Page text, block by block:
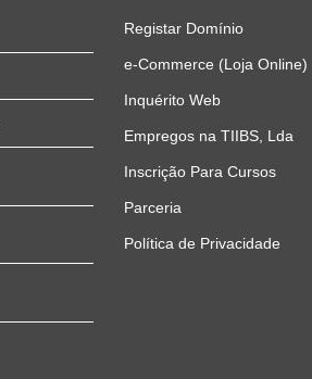
Registar Domínio
e-Commerce (Loja Online)
Inquérito Web
Empregos na TIIBS, Lda
Inscrição Para Cursos
Parceria
Política de Privacidade